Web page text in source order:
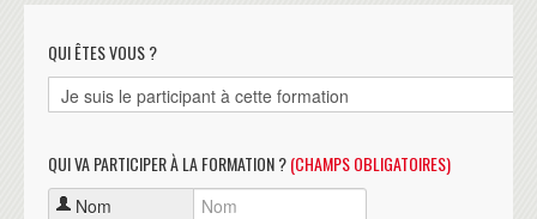
QUI ÊTES VOUS ?
QUI VA PARTICIPER À LA FORMATION ?(CHAMPS OBLIGATOIRES)
Nom